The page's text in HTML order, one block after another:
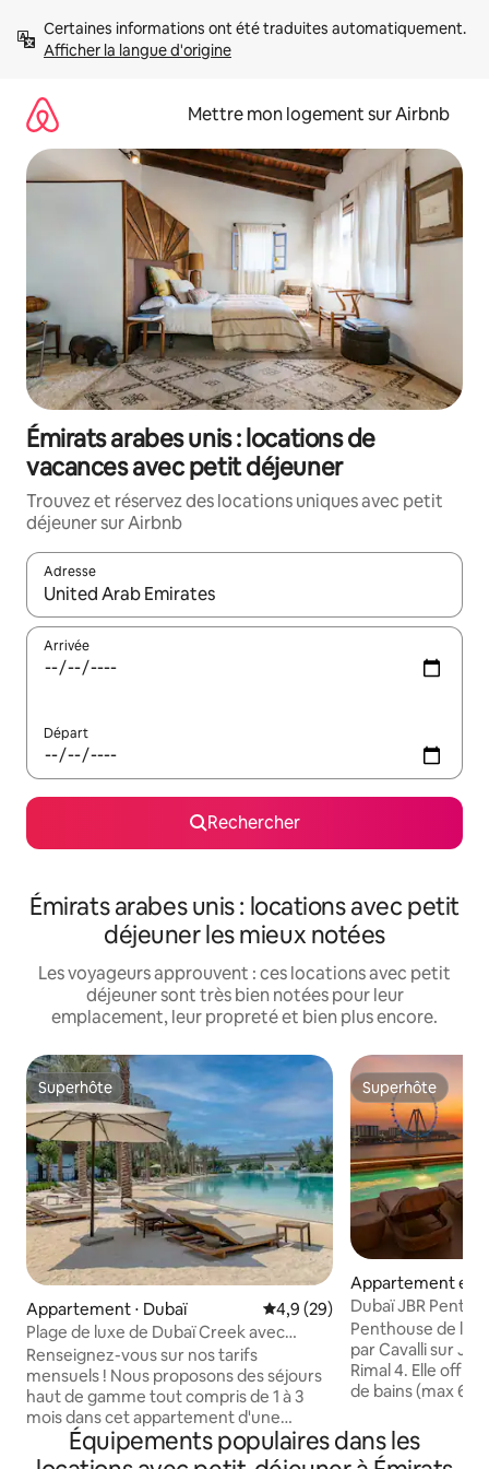
directement
Afficher la langue d'origine
Mettre mon logement sur Airbnb
Émirats arabes unis : locations de
vacances avec petit déjeuner
Trouvez et réservez des locations uniques avec petit
déjeuner sur Airbnb
Adresse
Lorsque les résultats s'affichent, utilisez les flèches vers le
Arrivée
Départ
Rechercher
Émirats arabes unis : locations avec petit
déjeuner les mieux notées
Les voyageurs approuvent : ces locations avec petit
déjeuner sont très bien notées pour leur
emplacement, leur propreté et bien plus encore.
Superhôte
Superhôte
Appartement ⋅ Dubaï Évaluation moyenne sur la
4,9 (29)
Plage de luxe de Dubaï Creek avec
lagune privée
Renseignez-vous sur nos tarifs
mensuels ! Nous proposons des séjours
haut de gamme tout compris de 1 à 3
mois dans cet appartement d'une
chambre magnifiquement conçu, à
seulement 50 m du Dubai Creek Lagoon.
Superhôte
Superhôte
Appartement en
Dubaï
Dubaï JBR
/chef/spa/cinéma
Penthouse de
par Cavalli sur
Rimal 4. Elle offre
de bains (max 6-
ainsi que la
2 chambres
Équipements populaires dans les